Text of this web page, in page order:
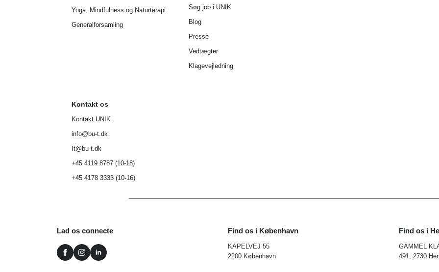
Yoga, Mindfulness og Naturterapi
Generalforsamling
Søg job i UNIK
Blog
Presse
Vedtægter
Klagevejledning
Kontakt os
Kontakt UNIK
info@bu-t.dk
It@bu-t.dk
+45 4119 8787 (10-18)
+45 4178 3333 (10-16)
Lad os connecte Find os i København
KAPELVEJ 55
2200 København
Find os i
GAMMEL
491, 2730